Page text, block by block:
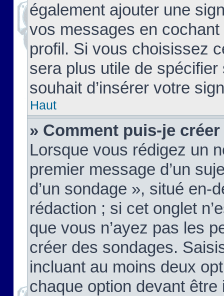
également ajouter une
vos messages en
profil. Si vous choisissez
sera plus utile de
souhait d’insérer votre
Haut
» Comment puis-je
Lorsque vous rédigez un
premier message d’un
d’un sondage », situé en-
rédaction ; si cet onglet
que vous n’ayez pas les
créer des sondages.
incluant au moins deux
chaque option devant